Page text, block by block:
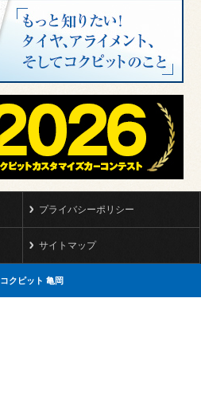
プライバシーポリシー
サイトマップ
コクピット 亀岡